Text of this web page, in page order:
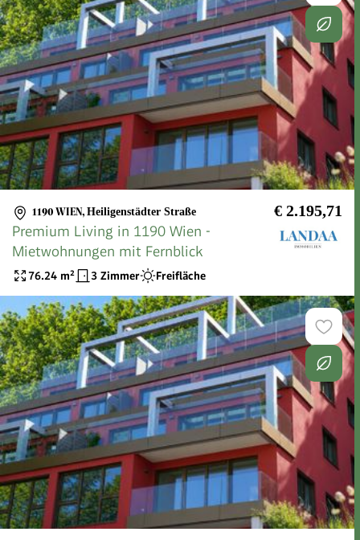
1190 WIEN, Heiligenstädter Straße € 2.195,71
Premium Living in 1190 Wien -
Mietwohnungen mit Fernblick
76.24 m² 3 Zimmer Freifläche